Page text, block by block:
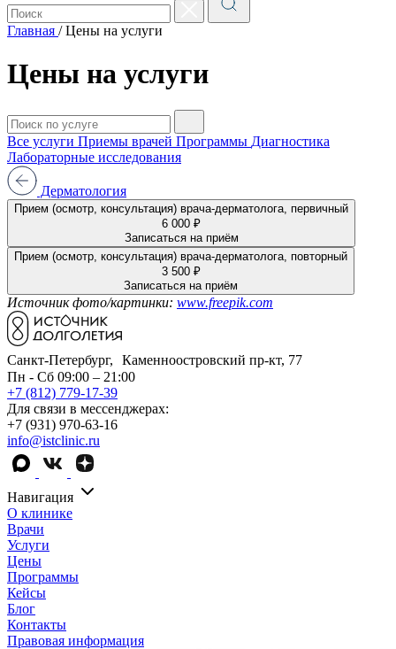
Главная / Цены на услуги
Цены на услуги
Все услуги Приемы врачей Программы Диагностика
Лабораторные исследования
Дерматология
Прием (осмотр, консультация) врача-дерматолога, первичный
6 000 ₽
Записаться на приём
Прием (осмотр, консультация) врача-дерматолога, повторный
3 500 ₽
Записаться на приём
Источник фото/картинки: www.freepik.com
Санкт-Петербург, Каменноостровский пр-кт, 77
Пн - Сб 09:00 – 21:00
+7 (812) 779-17-39
Для связи в мессенджерах:
+7 (931) 970-63-16
info@istclinic.ru
Навигация
О клинике
Врачи
Услуги
Цены
Программы
Кейсы
Блог
Контакты
Правовая информация